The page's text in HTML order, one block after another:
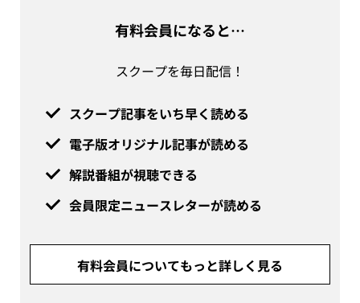
有料会員になると…
スクープを毎日配信！
スクープ記事をいち早く読める
電子版オリジナル記事が読める
解説番組が視聴できる
会員限定ニュースレターが読める
有料会員についてもっと詳しく見る